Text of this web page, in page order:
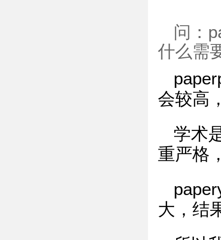
问：
什么需
会较高
学术
重严格
大，结